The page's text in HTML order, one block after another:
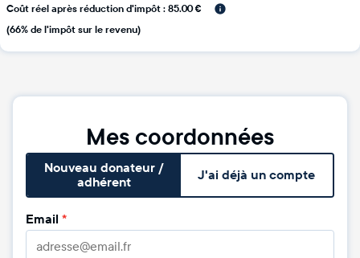
Coût réel après réduction d'impôt : 85.00 €
(66% de l'impôt sur le revenu)
Mes coordonnées
Nouveau donateur /
adhérent
J'ai déjà un compte
Email *